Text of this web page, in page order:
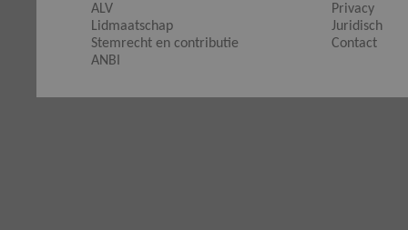
ALV
Lidmaatschap
Stemrecht en contributie
ANBI
Privacy
Juridisch
Contact